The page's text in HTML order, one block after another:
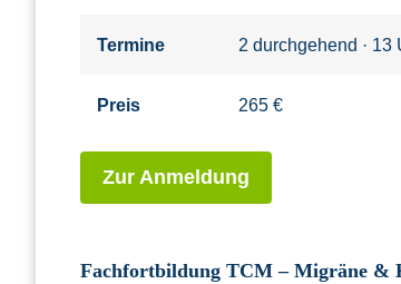
Termine 2 durchgehend ·
Preis 265 €
Zur Anmeldung
Fachfortbildung TCM – Migräne &